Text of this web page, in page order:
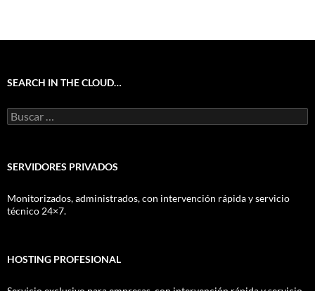
SEARCH IN THE CLOUD…
Buscar:
SERVIDORES PRIVADOS
Monitorizados, administrados, con intervención rápida y servicio
técnico 24×7.
HOSTING PROFESIONAL